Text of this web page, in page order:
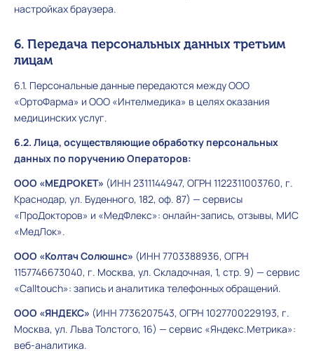
настройках браузера.
6. Передача персональных данных третьим
лицам
6.1. Персональные данные передаются между ООО
«ОртоФарма» и ООО «Интелмедика» в целях оказания
медицинских услуг.
6.2. Лица, осуществляющие обработку персональных
данных по поручению Операторов:
ООО «МЕДРОКЕТ» (ИНН 2311144947, ОГРН 1122311003760, г.
Краснодар, ул. Буденного, 182, оф. 87) — сервисы
«ПроДокторов» и «МедФлекс»: онлайн-запись, отзывы, МИС
«МедЛок».
ООО «Колтач Солюшнс» (ИНН 7703388936, ОГРН
1157746673040, г. Москва, ул. Складочная, 1, стр. 9) — сервис
«Calltouch»: запись и аналитика телефонных обращений.
ООО «ЯНДЕКС» (ИНН 7736207543, ОГРН 1027700229193, г.
Москва, ул. Льва Толстого, 16) — сервис «Яндекс.Метрика»:
веб-аналитика.